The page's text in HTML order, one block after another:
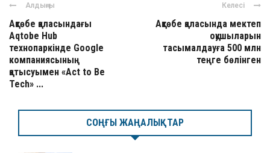
Алдыңғы
Ақтөбе қаласындағы
Aqtobe Hub
технопаркінде Google
компаниясының
қатысуымен «Act to Be
Tech» ...
Келесі
Ақтөбе қаласында мектеп
оқушыларын
тасымалдауға 500 млн
теңге бөлінген
СОҢҒЫ ЖАҢАЛЫҚТАР